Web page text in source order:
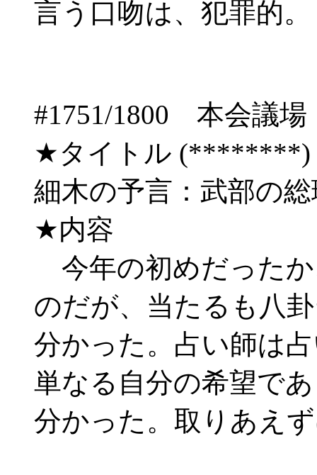
言う口吻は、犯罪的。
#1751/1800 本会議
★タイトル (********)
細木の予言：武部の
★内容
今年の初めだった
のだが、当たるも八
分かった。占い師は
単なる自分の希望で
分かった。取りあえ